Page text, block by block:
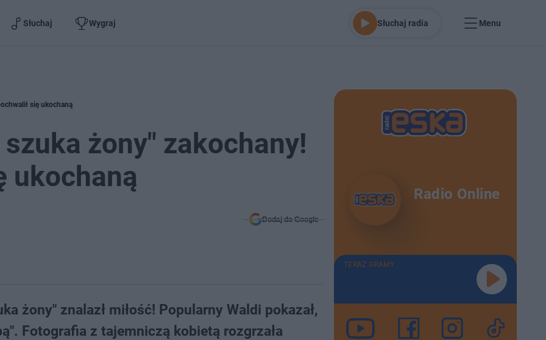
Słuchaj Wygraj Słuchaj radia Menu
się ukochaną
żony" zakochany!
ukochaną
Dodaj do Google
żony" znalazł miłość! Popularny Waldi pokazał,
Fotografia z tajemniczą kobietą rozgrzała
Radio Online
TERAZ GRAMY